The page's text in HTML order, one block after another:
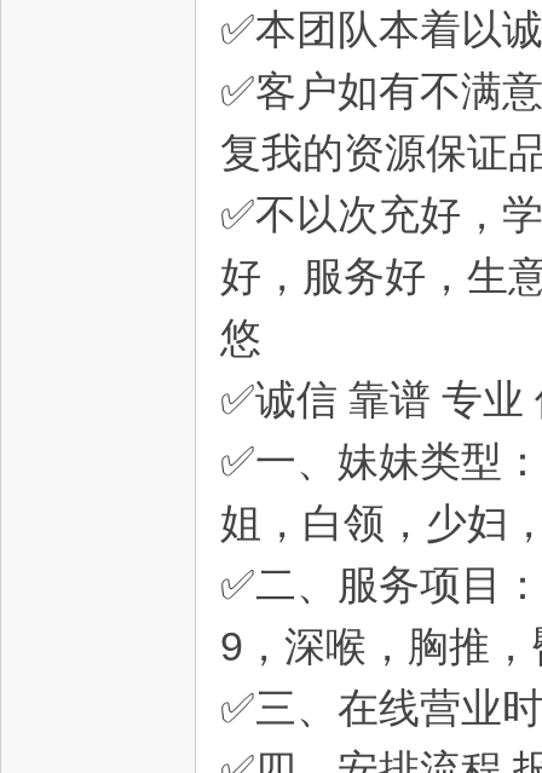
✅本团队本着以
✅客户如有不满
复我的资源保证
✅不以次充好，
好，服务好，生
悠
✅诚信 靠谱 专
✅一、妹妹类型
姐，白领，少妇
✅二、服务项目
9，深喉，胸推
✅三、在线营业